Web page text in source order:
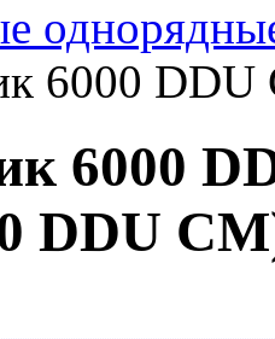
6000 DDU
6000
DDU CM